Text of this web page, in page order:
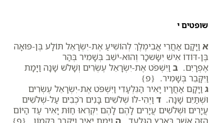
שופטים י
א וַיָּקָם אַחֲרֵי אֲבִימֶלֶךְ לְהוֹשִׁיעַ אֶת-יִשְׂרָאֵל תּוֹלָע בֶּן-פּוּאָה
בֶּן-דּוֹדוֹ אִישׁ יִשָּׂשכָר וְהוּא-יֹשֵׁב בְּשָׁמִיר בְּהַר
אֶפְרָיִם. ב וַיִּשְׁפֹּט אֶת-יִשְׂרָאֵל עֶשְׂרִים וְשָׁלֹשׁ שָׁנָה וַיָּמָת
וַיִּקָּבֵר בְּשָׁמִיר. {פ}
ג וַיָּקָם אַחֲרָיו יָאִיר הַגִּלְעָדִי וַיִּשְׁפֹּט אֶת-יִשְׂרָאֵל עֶשְׂרִים
וּשְׁתַּיִם שָׁנָה. ד וַיְהִי-לוֹ שְׁלֹשִׁים בָּנִים רֹכְבִים עַל-שְׁלֹשִׁים
עֲיָרִים וּשְׁלֹשִׁים עֲיָרִים לָהֶם לָהֶם יִקְרְאוּ חַוֹּת יָאִיר עַד הַיּוֹם